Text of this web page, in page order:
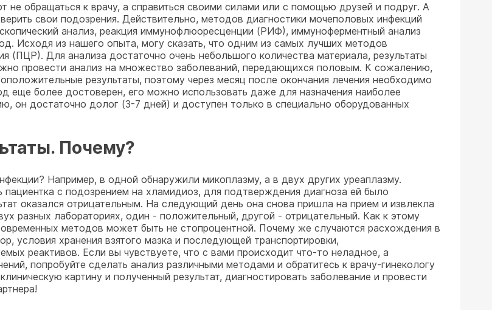
не обращаться к врачу, а справиться своими силами или с помощью друзей и подруг. А
свои подозрения. Действительно, методов диагностики мочеполовых инфекций
анализ, реакция иммунофлюоресценции (РИФ), иммуноферментный анализ
Исходя из нашего опыта, могу сказать, что одним из самых лучших методов
(ПЦР). Для анализа достаточно очень небольшого количества материала, результаты
провести анализ на множество заболеваний, передающихся половым. К сожалению,
результаты, поэтому через месяц после окончания лечения необходимо
еще более достоверен, его можно использовать даже для назначения наиболее
он достаточно долог (3-7 дней) и доступен только в специально оборудованных
Почему?
Например, в одной обнаружили микоплазму, а в двух других уреаплазму.
с подозрением на хламидиоз, для подтверждения диагноза ей было
оказался отрицательным. На следующий день она снова пришла на прием и извлекла
разных лабораториях, один - положительный, другой - отрицательный. Как к этому
методов может быть не стопроцентной. Почему же случаются расхождения в
условия хранения взятого мазка и последующей транспортировки,
реактивов. Если вы чувствуете, что с вами происходит что-то неладное, а
попробуйте сделать анализ различными методами и обратитесь к врачу-гинекологу
картину и полученный результат, диагностировать заболевание и провести